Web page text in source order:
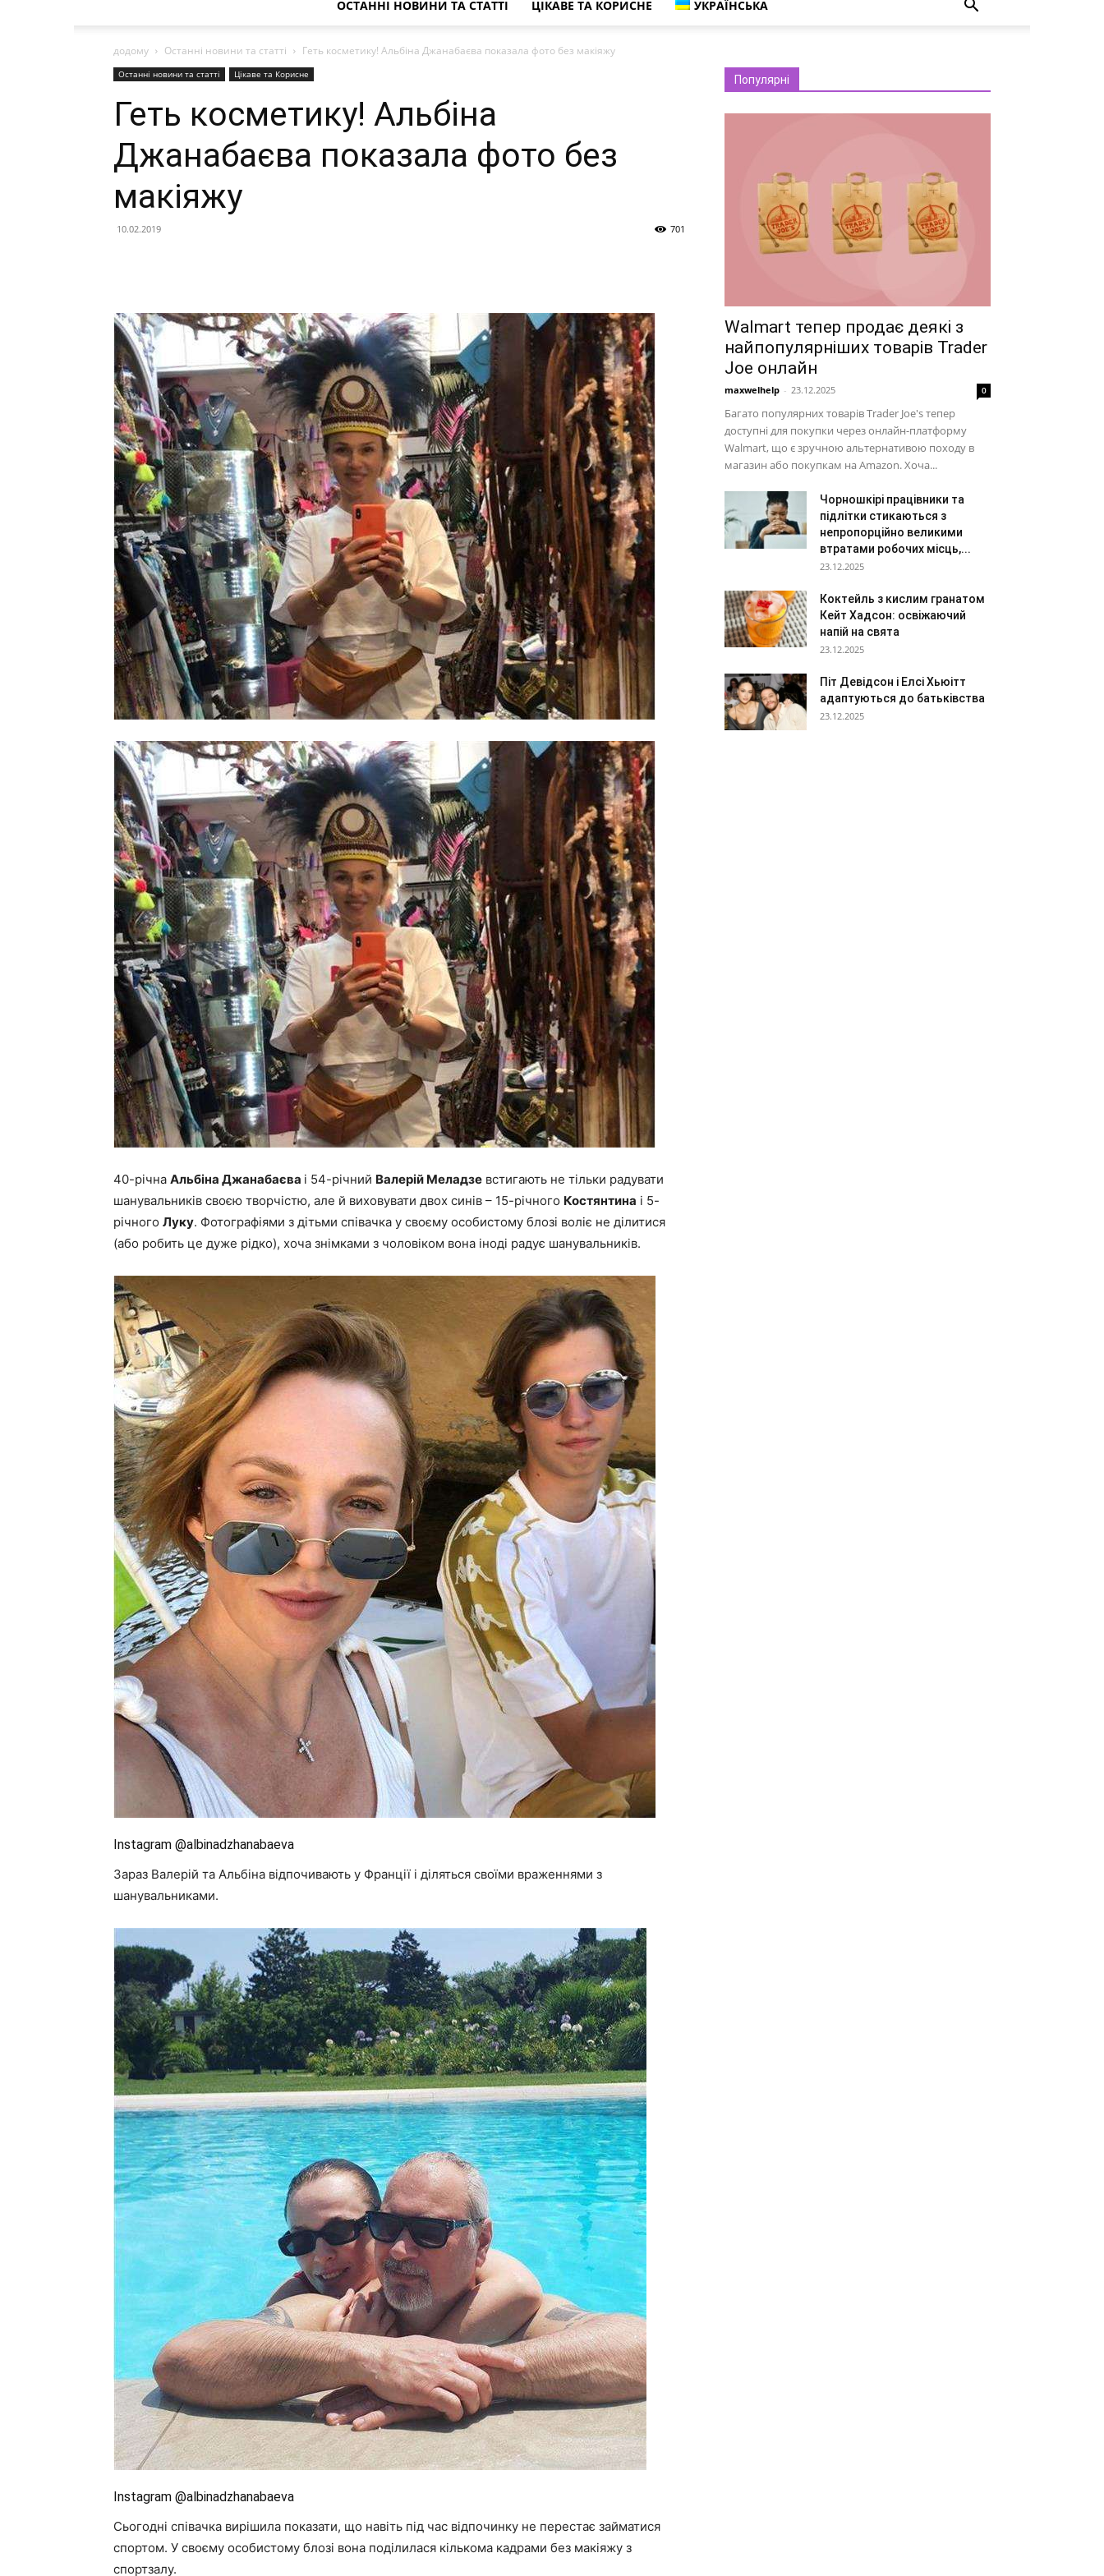
краса,
та
знаменитості
ОСТАННІ НОВИНИ ТА СТАТТІ ЦІКАВЕ ТА КОРИСНЕ УКРАЇНСЬКА
додому Останні новини та статті Геть косметику! Альбіна Джанабаєва показала фото без макіяжу
Останні новини та статті Цікаве та Корисне
Геть косметику! Альбіна
Джанабаєва показала фото без
макіяжу
10.02.2019 701
40-річна Альбіна Джанабаєва і 54-річний Валерій Меладзе встигають не тільки радувати
шанувальників своєю творчістю, але й виховувати двох синів – 15-річного Костянтина і 5-
річного Луку. Фотографіями з дітьми співачка у своєму особистому блозі воліє не ділитися
(або робить це дуже рідко), хоча знімками з чоловіком вона іноді радує шанувальників.
Instagram @albinadzhanabaeva
Зараз Валерій та Альбіна відпочивають у Франції і діляться своїми враженнями з
шанувальниками.
Instagram @albinadzhanabaeva
Сьогодні співачка вирішила показати, що навіть під час відпочинку не перестає займатися
спортом. У своєму особистому блозі вона поділилася кількома кадрами без макіяжу з
спортзалу.
Популярні
Walmart тепер продає деякі з
найпопулярніших товарів Trader
Joe онлайн
maxwelhelp - 23.12.2025 0
Багато популярних товарів Trader Joe's тепер
доступні для покупки через онлайн-платформу
Walmart, що є зручною альтернативою походу в
магазин або покупкам на Amazon. Хоча...
Чорношкірі працівники та
підлітки стикаються з
непропорційно великими
втратами робочих місць,...
23.12.2025
Коктейль з кислим гранатом
Кейт Хадсон: освіжаючий
напій на свята
23.12.2025
Піт Девідсон і Елсі Хьюітт
адаптуються до батьківства
23.12.2025